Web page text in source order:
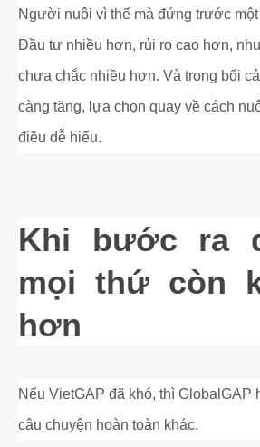
Người nuôi vì thế mà đứng trước một
Đầu tư nhiều hơn, rủi ro cao hơn,
chưa chắc nhiều hơn. Và trong bối
càng tăng, lựa chọn quay về cách
điều dễ hiểu.
Khi bước ra
mọi thứ còn
hơn
Nếu VietGAP đã khó, thì GlobalGAP
câu chuyện hoàn toàn khác.